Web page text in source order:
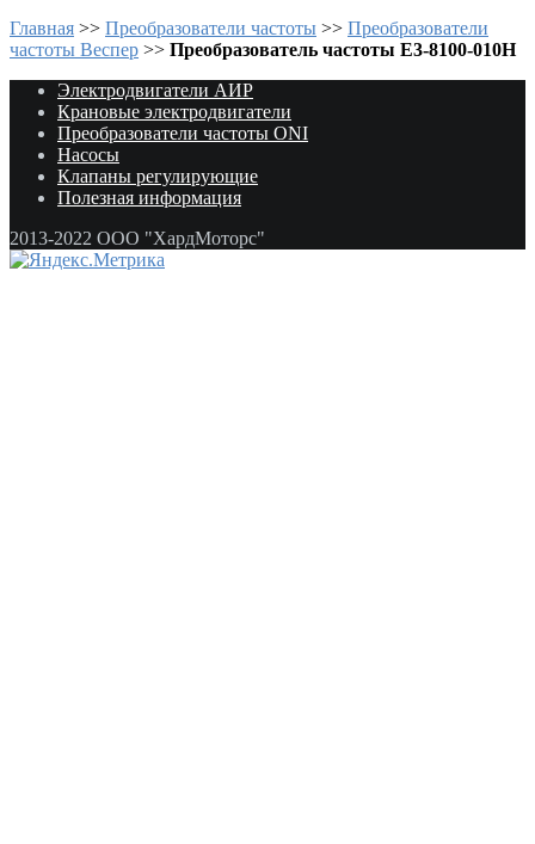
Главная >> Преобразователи частоты >> Преобразователи
частоты Веспер >> Преобразователь частоты E3-8100-010Н
Электродвигатели АИР
Крановые электродвигатели
Преобразователи частоты ONI
Насосы
Клапаны регулирующие
Полезная информация
2013-2022 ООО "ХардМоторс"